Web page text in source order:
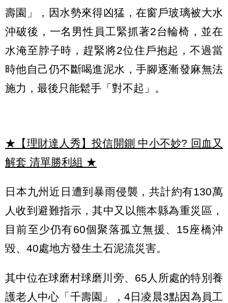
壽園」，因水勢來得凶猛，在窗戶玻璃被大水
沖破後，一名男性員工緊抓著2台輪椅，並在
水淹至脖子時，趕緊將2位住戶抱起，不過當
時他自己仍不斷喝進泥水，手腳逐漸發麻無法
施力，最後只能鬆手「對不起」。
★【理財達人秀】投信開鍘 中小不妙? 回血又
解套 清單勝利組 ★
日本九州近日遭到暴雨侵襲，共計約有130萬
人收到避難指示，其中又以熊本縣為重災區，
目前至少仍有60個聚落孤立無援、15座橋沖
毀、40處地方發生土石泥流災害。
其中位在球磨村球磨川旁、65人所處的特別養
護老人中心「千壽園」，4日凌晨3點因為員工